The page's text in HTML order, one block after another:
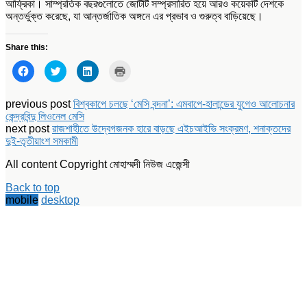
আফ্রিকা। সাম্প্রতিক বছরগুলোতে জোটটি সম্প্রসারিত হয়ে আরও কয়েকটি দেশকে
অন্তর্ভুক্ত করেছে, যা আন্তর্জাতিক অঙ্গনে এর প্রভাব ও গুরুত্ব বাড়িয়েছে।
Share this:
Click
to
share
Facebook
(Opens
in
new
window)
Click
to
share
Twitter
(Opens
in
new
window)
Click
to
LinkedIn
(Opens
new
window)
in
new
previous postবিশ্বকাপে চলছে ‘মেসি বন্দনা’: এমবাপে-হালান্ডের যুগেও আলোচনার
কেন্দ্রবিন্দু লিওনেল মেসি
next postরাজশাহীতে উদ্বেগজনক হারে বাড়ছে এইচআইভি সংক্রমণ, শনাক্তদের
দুই-তৃতীয়াংশ সমকামী
All content Copyright মোহাম্মদী নিউজ এজেন্সী
Back to top
mobile desktop